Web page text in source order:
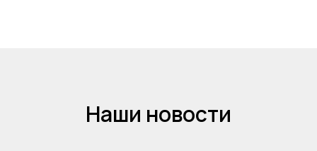
Наши новости